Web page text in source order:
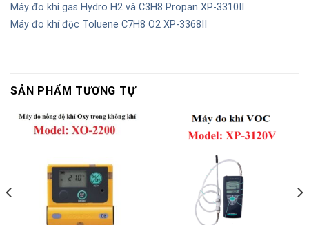
Máy đo khí gas Hydro H2 và C3H8 Propan XP-3310II
Máy đo khí độc Toluene C7H8 O2 XP-3368II
SẢN PHẨM TƯƠNG TỰ